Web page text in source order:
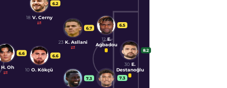
8.2
30 E.
Destanoğlu
6.5
12 E.
Agbadou
7.3
6.7
23 K. Asllani
7.3
6.2
18 V. Cerny
6.6
10 O. Kökçü
6.6
H. Oh